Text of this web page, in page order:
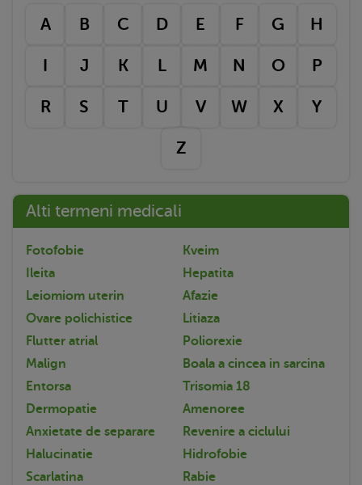
A B C D E F G H
I J K L M N O P
R S T U V W X Y
Z
Alti termeni medicali
Fotofobie
Kveim
Ileita
Hepatita
Leiomiom uterin
Afazie
Ovare polichistice
Litiaza
Flutter atrial
Poliorexie
Malign
Boala a cincea in sarcina
Entorsa
Trisomia 18
Dermopatie
Amenoree
Anxietate de separare
Revenire a ciclului
Halucinatie
Hidrofobie
Scarlatina
Rabie